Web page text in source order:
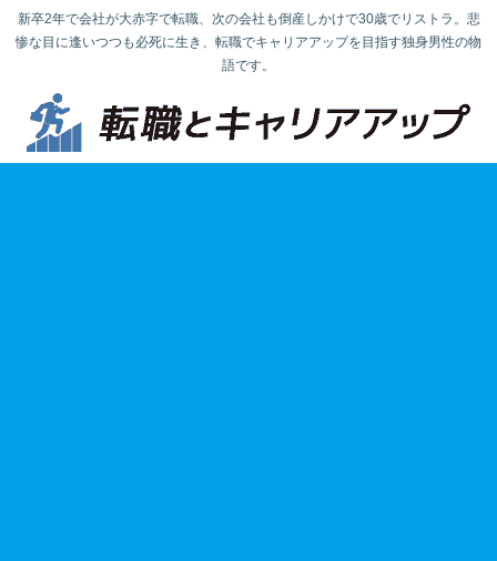
新卒2年で会社が大赤字で転職、次の会社も倒産しかけで30歳でリストラ。悲
惨な目に逢いつつも必死に生き、転職でキャリアアップを目指す独身男性の物
語です。